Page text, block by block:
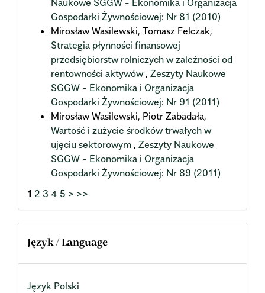
Naukowe SGGW - Ekonomika i Organizacja
Gospodarki Żywnościowej: Nr 81 (2010)
Mirosław Wasilewski, Tomasz Felczak,
Strategia płynności finansowej
przedsiębiorstw rolniczych w zależności od
rentowności aktywów, Zeszyty Naukowe
SGGW - Ekonomika i Organizacja
Gospodarki Żywnościowej: Nr 91 (2011)
Mirosław Wasilewski, Piotr Zabadała,
Wartość i zużycie środków trwałych w
ujęciu sektorowym , Zeszyty Naukowe
SGGW - Ekonomika i Organizacja
Gospodarki Żywnościowej: Nr 89 (2011)
1 2 3 4 5 > >>
Język / Language
Język Polski